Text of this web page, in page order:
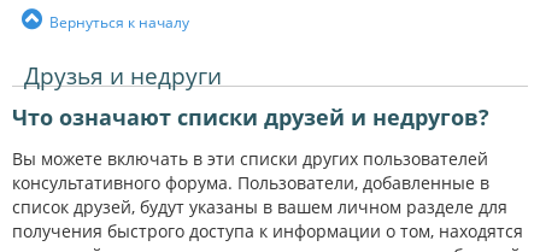
Вернуться к началу
Друзья и недруги
Что означают списки друзей и недругов?
Вы можете включать в эти списки других пользователей
консультативного форума. Пользователи, добавленные в
список друзей, будут указаны в вашем личном разделе для
получения быстрого доступа к информации о том, находятся